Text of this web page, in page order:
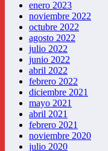
enero 2023
noviembre 2022
octubre 2022
agosto 2022
julio 2022
junio 2022
abril 2022
febrero 2022
diciembre 2021
mayo 2021
abril 2021
febrero 2021
noviembre 2020
julio 2020